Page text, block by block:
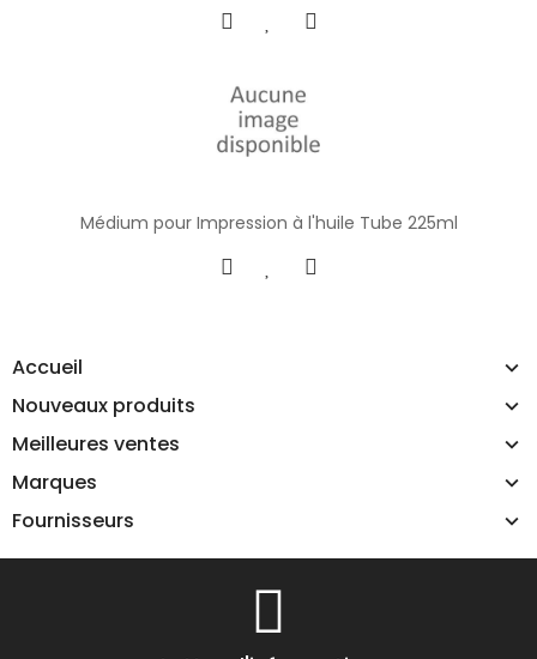
Accueil
Nouveaux produits
Meilleures ventes
Marques
Fournisseurs
Médium pour Impression à l'huile Tube 225ml